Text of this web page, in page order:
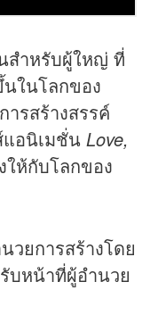
สำหรับผู้ใหญ่ ที่
ในโลกของ
ารสร้างสรรค์
แอนิเมชั่น Love,
ให้กับโลกของ
วยการสร้างโดย
บหน้าที่ผู้อำนวย